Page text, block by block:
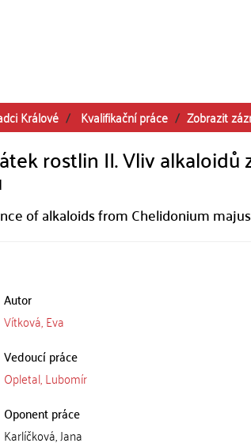
Králové Kvalifikační práce Zobrazit
rostlin II. Vliv alkaloidů
of alkaloids from Chelidonium
Autor
Vítková, Eva
Vedoucí práce
Opletal, Lubomír
Oponent práce
Karlíčková, Jana